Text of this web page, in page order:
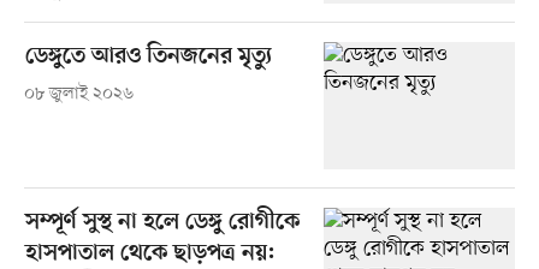
ডেঙ্গুতে আরও তিনজনের মৃত্যু
০৮ জুলাই ২০২৬
সম্পূর্ণ সুস্থ না হলে ডেঙ্গু রোগীকে
হাসপাতাল থেকে ছাড়পত্র নয়: